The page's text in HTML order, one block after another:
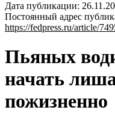
Дата публикации:
Постоянный адрес
https://fedpress.ru/article/
Пьяных
начать
пожизненно